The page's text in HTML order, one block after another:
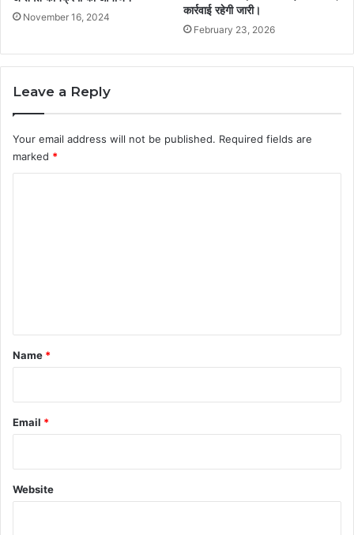
November 16, 2024
कार्रवाई रहेगी जारी।
February 23, 2026
Leave a Reply
Your email address will not be published. Required fields are
marked *
*
Name *
Email *
Website